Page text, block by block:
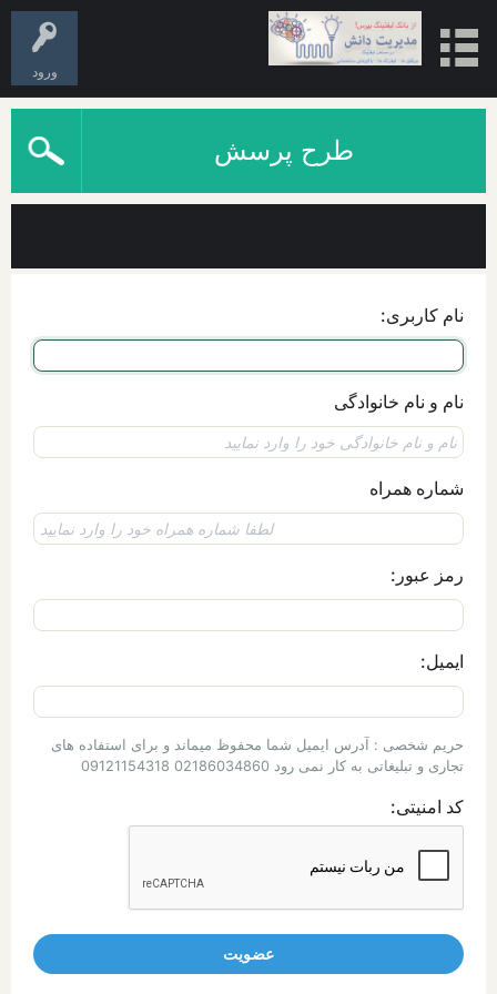
ورود
طرح پرسش
نام کاربری:
نام و نام خانوادگی
شماره همراه
رمز عبور:
ایمیل:
حریم شخصی : آدرس ایمیل شما محفوظ میماند و برای استفاده های
تجاری و تبلیغاتی به کار نمی رود 02186034860 09121154318
کد امنیتی: